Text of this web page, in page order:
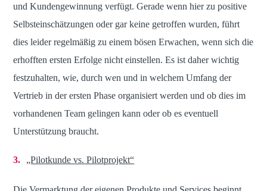
und Kundengewinnung verfügt. Gerade wenn hier zu positive
Selbsteinschätzungen oder gar keine getroffen wurden, führt
dies leider regelmäßig zu einem bösen Erwachen, wenn sich die
erhofften ersten Erfolge nicht einstellen. Es ist daher wichtig
festzuhalten, wie, durch wen und in welchem Umfang der
Vertrieb in der ersten Phase organisiert werden und ob dies im
vorhandenen Team gelingen kann oder ob es eventuell
Unterstützung braucht.
„Pilotkunde vs. Pilotprojekt“